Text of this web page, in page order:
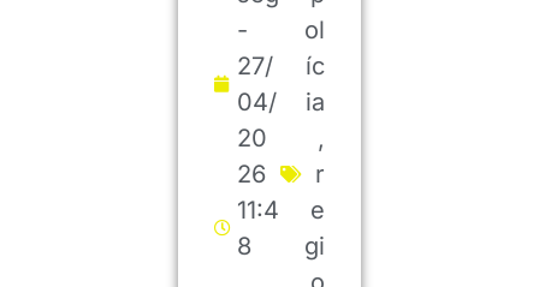
-
27/
04/
20
26
11:4
8
ol
íc
ia
,
r
e
gi